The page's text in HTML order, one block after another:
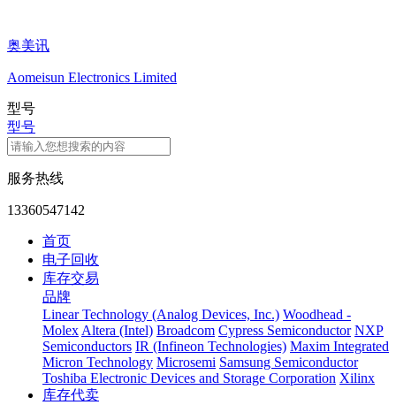
奥美讯
Aomeisun Electronics Limited
型号
型号
服务热线
13360547142
首页
电子回收
库存交易
品牌
Linear Technology (Analog Devices, Inc.) Woodhead -
Molex Altera (Intel) Broadcom Cypress Semiconductor NXP
Semiconductors IR (Infineon Technologies) Maxim Integrated
Micron Technology Microsemi Samsung Semiconductor
Toshiba Electronic Devices and Storage Corporation Xilinx
库存代卖